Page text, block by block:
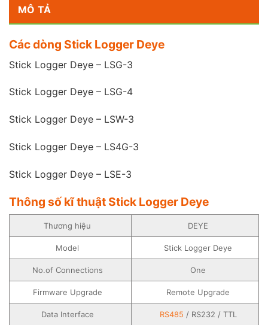
MÔ TẢ
Các dòng Stick Logger Deye
Stick Logger Deye – LSG-3
Stick Logger Deye – LSG-4
Stick Logger Deye – LSW-3
Stick Logger Deye – LS4G-3
Stick Logger Deye – LSE-3
Thông số kĩ thuật Stick Logger Deye
Thương hiệu DEYE
Model Stick Logger Deye
No.of Connections One
Firmware Upgrade Remote Upgrade
Data Interface RS485 / RS232 / TTL